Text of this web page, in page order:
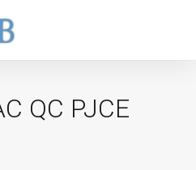
QC PJCE